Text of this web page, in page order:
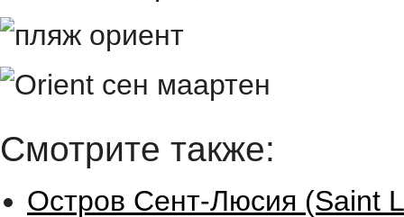
Смотрите также:
Остров Сент-Люсия (Saint